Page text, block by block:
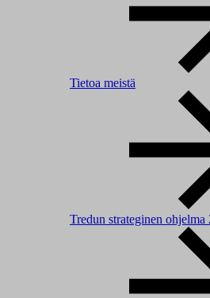
Tietoa meistä
Tredun strateginen ohjelma